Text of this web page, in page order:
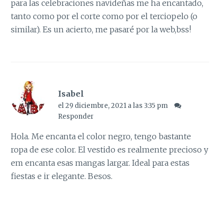
para las celebraciones navideñas me ha encantado,
tanto como por el corte como por el terciopelo (o
similar). Es un acierto, me pasaré por la web,bss!
Isabel
el 29 diciembre, 2021 a las 3:35 pm
Responder
Hola. Me encanta el color negro, tengo bastante
ropa de ese color. El vestido es realmente precioso y
em encanta esas mangas largar. Ideal para estas
fiestas e ir elegante. Besos.